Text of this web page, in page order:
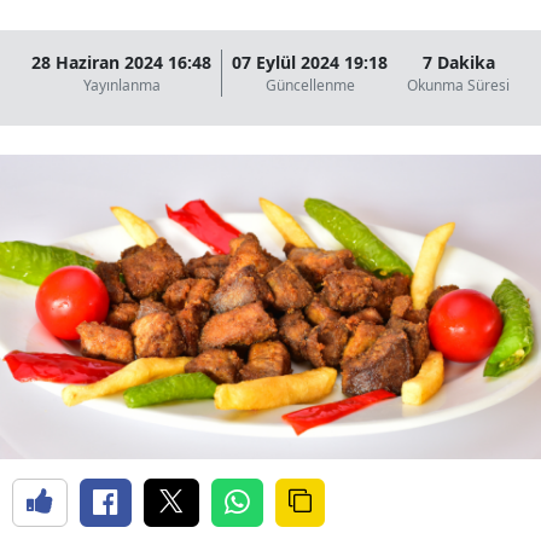
28 Haziran 2024 16:48
Yayınlanma
07 Eylül 2024 19:18
Güncellenme
7 Dakika
Okunma Süresi